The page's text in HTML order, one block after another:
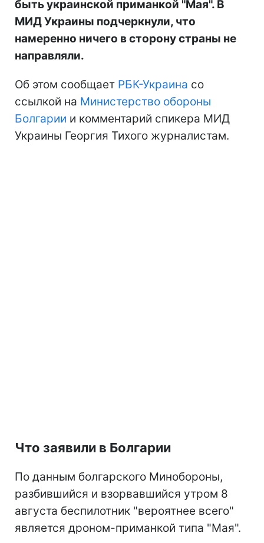
быть украинской приманкой "Мая". В
МИД Украины подчеркнули, что
намеренно ничего в сторону страны не
направляли.
Об этом сообщает РБК-Украина со
ссылкой на Министерство обороны
Болгарии и комментарий спикера МИД
Украины Георгия Тихого журналистам.
Что заявили в Болгарии
По данным болгарского Минобороны,
разбившийся и взорвавшийся утром 8
августа беспилотник "вероятнее всего"
является дроном-приманкой типа "Мая".